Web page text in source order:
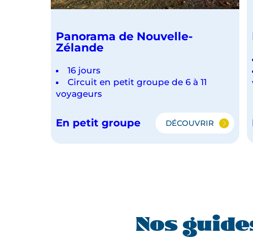
Panorama de Nouvelle-
Zélande
16 jours
Circuit en petit groupe de 6 à 11
voyageurs
En petit groupe DÉCOUVRIR
PANORAMA
Nos